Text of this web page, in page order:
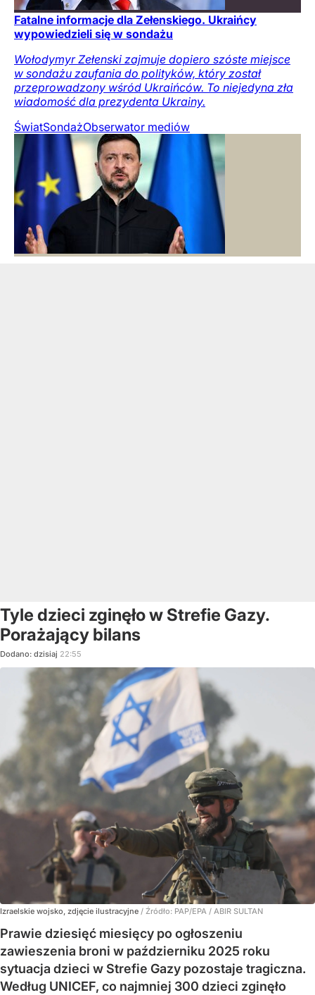
Fatalne informacje dla Zełenskiego. Ukraińcy
wypowiedzieli się w sondażu
Wołodymyr Zełenski zajmuje dopiero szóste miejsce
w sondażu zaufania do polityków, który został
przeprowadzony wśród Ukraińców. To niejedyna zła
wiadomość dla prezydenta Ukrainy.
ŚwiatSondażObserwator mediów
Tyle dzieci zginęło w Strefie Gazy.
Porażający bilans
Dodano: dzisiaj 22:55
Izraelskie wojsko, zdjęcie ilustracyjne / Źródło: PAP/EPA / ABIR SULTAN
Prawie dziesięć miesięcy po ogłoszeniu
zawieszenia broni w październiku 2025 roku
sytuacja dzieci w Strefie Gazy pozostaje tragiczna.
Według UNICEF, co najmniej 300 dzieci zginęło